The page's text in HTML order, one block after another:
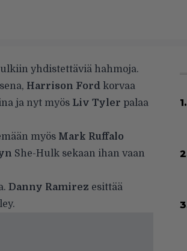
yhdistettäviä hahmoja.
Harrison Ford korvaa
ja nyt myös Liv Tyler palaa
myös Mark Ruffalo
She-Hulk sekaan ihan vaan
Danny Ramirez esittää